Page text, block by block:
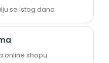
se istog dana
online shopu